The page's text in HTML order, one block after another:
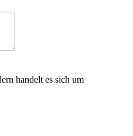
handelt es sich um